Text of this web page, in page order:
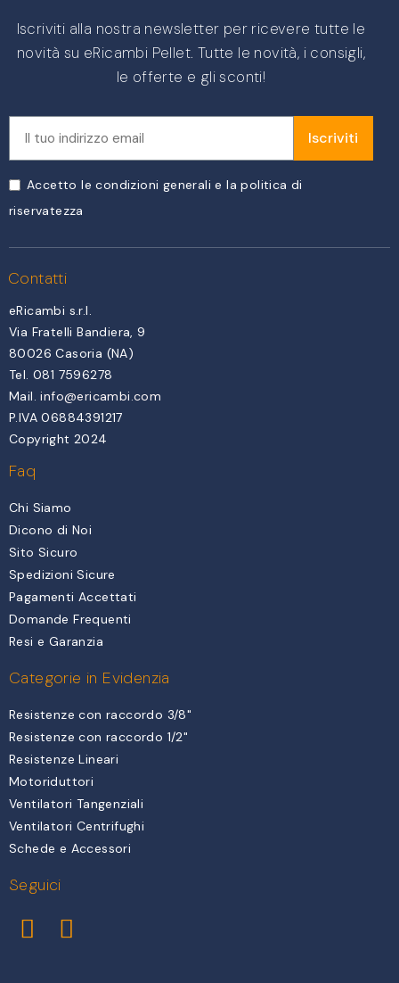
Iscriviti alla nostra newsletter per ricevere tutte le
novità su eRicambi Pellet. Tutte le novità, i consigli,
le offerte e gli sconti!
Iscriviti
Accetto le condizioni generali e la politica di
riservatezza
Contatti
eRicambi s.r.l.
Via Fratelli Bandiera, 9
80026 Casoria (NA)
Tel. 081 7596278
Mail.info@ericambi.com
P.IVA 06884391217
Copyright 2024
Faq
Chi Siamo
Dicono di Noi
Sito Sicuro
Spedizioni Sicure
Pagamenti Accettati
Domande Frequenti
Resi e Garanzia
Categorie in Evidenzia
Resistenze con raccordo 3/8"
Resistenze con raccordo 1/2"
Resistenze Lineari
Motoriduttori
Ventilatori Tangenziali
Ventilatori Centrifughi
Schede e Accessori
Seguici